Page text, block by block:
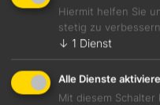
Hiermit helfen Sie
stetig zu verbessern
↓ 1 Dienst
Alle Dienste
Mit diesem Schalter